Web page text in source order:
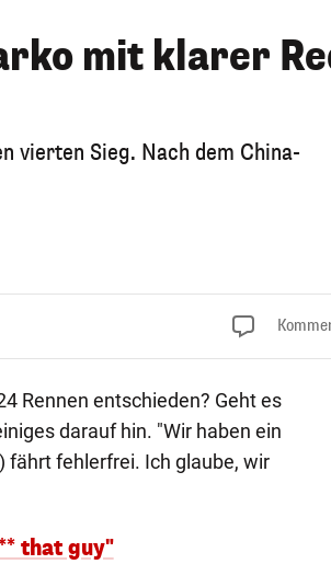
mit klarer
vierten Sieg. Nach dem China-
Rennen entschieden? Geht es
darauf hin. "Wir haben ein
) fährt fehlerfrei. Ich glaube, wir
that guy"